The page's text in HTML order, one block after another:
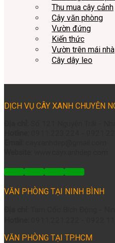
Thu mua cây cảnh
Cây văn phòng
Vườn đứng
Kiến thức
Vườn trên mái nhà
Cây dây leo
DỊCH VỤ CÂY XANH CHUYÊN
VĂN PHÒNG TẠI NINH BÌNH
VĂN PHÒNG TẠI TP.HCM